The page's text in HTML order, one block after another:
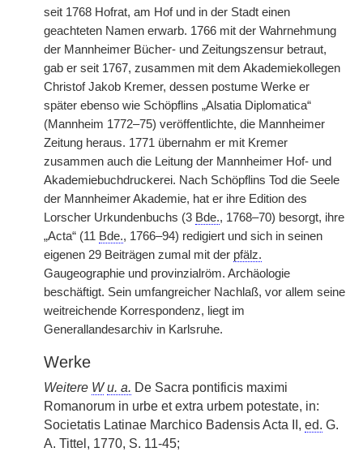
seit 1768 Hofrat, am Hof und in der Stadt einen
geachteten Namen erwarb. 1766 mit der Wahrnehmung
der Mannheimer Bücher- und Zeitungszensur betraut,
gab er seit 1767, zusammen mit dem Akademiekollegen
Christof Jakob Kremer, dessen postume Werke er
später ebenso wie Schöpflins „Alsatia Diplomatica“
(Mannheim 1772–75) veröffentlichte, die Mannheimer
Zeitung heraus. 1771 übernahm er mit Kremer
zusammen auch die Leitung der Mannheimer Hof- und
Akademiebuchdruckerei. Nach Schöpflins Tod die Seele
der Mannheimer Akademie, hat er ihre Edition des
Lorscher Urkundenbuchs (3 Bde., 1768–70) besorgt, ihre
„Acta“ (11 Bde., 1766–94) redigiert und sich in seinen
eigenen 29 Beiträgen zumal mit der pfälz.
Gaugeographie und provinzialröm. Archäologie
beschäftigt. Sein umfangreicher Nachlaß, vor allem seine
weitreichende Korrespondenz, liegt im
Generallandesarchiv in Karlsruhe.
Werke
Weitere W u. a. De Sacra pontificis maximi
Romanorum in urbe et extra urbem potestate, in:
Societatis Latinae Marchico Badensis Acta II, ed. G.
A. Tittel, 1770, S. 11-45;